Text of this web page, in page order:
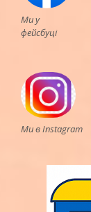
Ми у
фейсбуці
Ми в Instagram